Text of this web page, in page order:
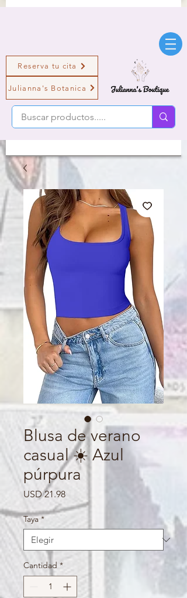
Reserva tu cita
Julianna's Botanica
Blusa de verano
casual ☀️ Azul
púrpura
USD 21.98Precio
Taya *
Cantidad *